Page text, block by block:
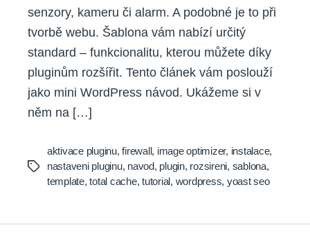
senzory, kameru či alarm. A podobné je to při
tvorbě webu. Šablona vám nabízí určitý
standard – funkcionalitu, kterou můžete díky
pluginům rozšířit. Tento článek vám poslouží
jako mini WordPress návod. Ukážeme si v
něm na […]
Tags
aktivace pluginu,firewall, image optimizer, instalace,
nastaveni pluginu, navod, plugin, rozsireni, sablona,
template,total cache,tutorial, wordpress, yoast seo